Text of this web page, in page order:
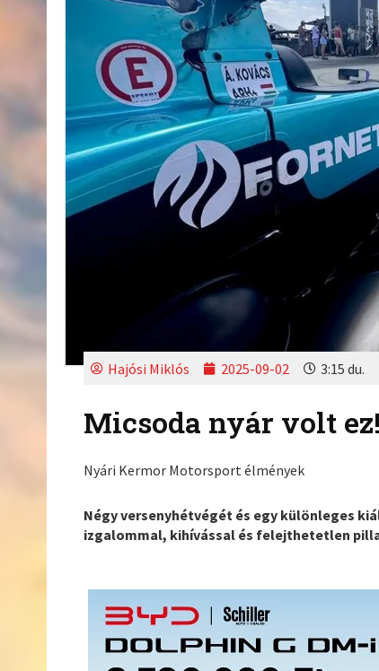
Hajósi Miklós 2025-09-02 3:15 du.
Micsoda nyár volt ez!
Nyári Kermor Motorsport élmények
Négy versenyhétvégét és egy különleges
izgalommal, kihívással és felejthetetlen